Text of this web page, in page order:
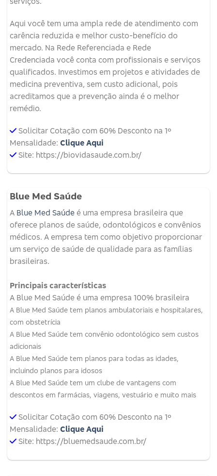
Aqui você tem uma ampla rede de atendimento com
carência reduzida e melhor custo-benefício do
mercado. Na Rede Referenciada e Rede
Credenciada você conta com profissionais e serviços
qualificados. Investimos em projetos e atividades de
medicina preventiva, sem custo adicional, pois
acreditamos que a prevenção ainda é o melhor
remédio.
Solicitar Cotação com 60% Desconto na 1º
Mensalidade: Clique Aqui
Site: https://biovidasaude.com.br/
Blue Med Saúde
A Blue Med Saúde é uma empresa brasileira que
oferece planos de saúde, odontológicos e convênios
médicos. A empresa tem como objetivo proporcionar
um serviço de saúde de qualidade para as famílias
brasileiras.
Principais características
A Blue Med Saúde é uma empresa 100% brasileira
A Blue Med Saúde tem planos ambulatoriais e hospitalares,
com obstetrícia
A Blue Med Saúde tem convênio odontológico sem custos
adicionais
A Blue Med Saúde tem planos para todas as idades,
incluindo planos para idosos
A Blue Med Saúde tem um clube de vantagens com
descontos em farmácias, viagens, vestuário e muito mais
Solicitar Cotação com 60% Desconto na 1º
Mensalidade: Clique Aqui
Site: https://bluemedsaude.com.br/